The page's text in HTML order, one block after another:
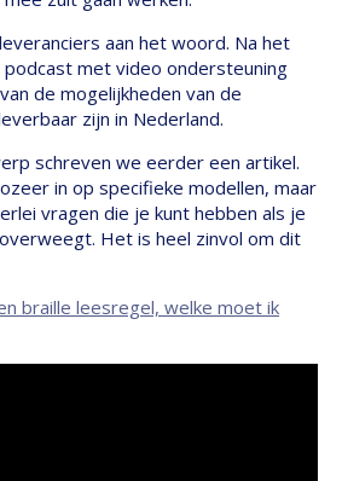
aan het woord. Na het
met video ondersteuning
de mogelijkheden van de
zijn in Nederland.
schreven we eerder een artikel.
in op specifieke modellen, maar
vragen die je kunt hebben als je
Het is heel zinvol om dit
braille leesregel, welke moet ik